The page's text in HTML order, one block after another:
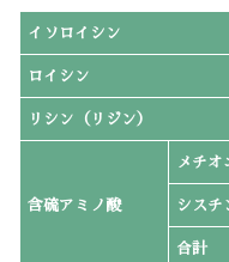
イソロイシン
ロイシン
リシン（リジン）
含硫アミノ酸
メチオ
シスチ
合計